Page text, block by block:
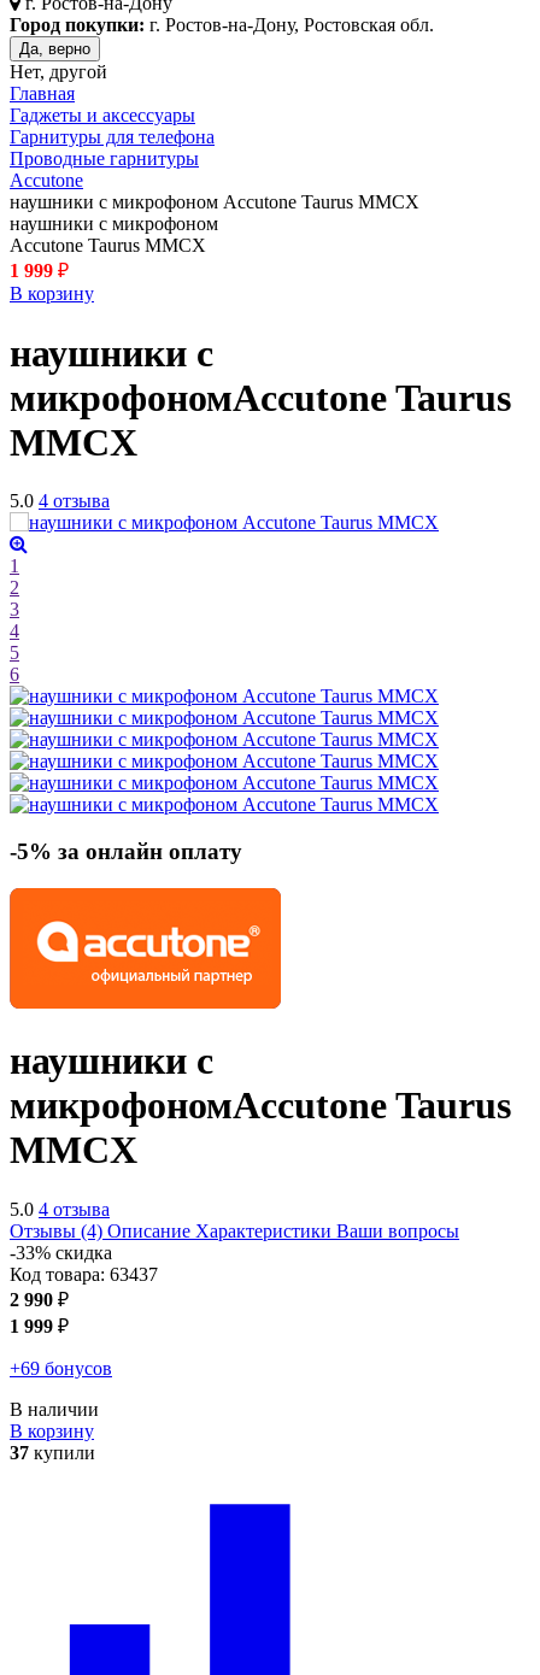
Город покупки: г. Ростов-на-Дону, Ростовская обл.
Да, верно
Нет, другой
Главная
Гаджеты и аксессуары
Гарнитуры для телефона
Проводные гарнитуры
Accutone
наушники с микрофоном Accutone Taurus MMCX
наушники с микрофоном
Accutone Taurus MMCX
1 999 ₽
В корзину
наушники с
микрофономAccutone Taurus
MMCX
5.0 4 отзыва
1
2
3
4
5
6
-5% за онлайн оплату
наушники с
микрофономAccutone Taurus
MMCX
5.0 4 отзыва
Отзывы (4) Описание Характеристики Ваши вопросы
-33% скидка
Код товара: 63437
2 990 ₽
1 999 ₽
+69 бонусов
В наличии
В корзину
37 купили